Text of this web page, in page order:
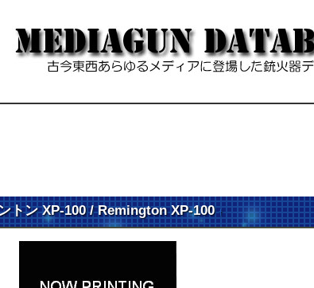
トン XP-100 / Remington XP-100†